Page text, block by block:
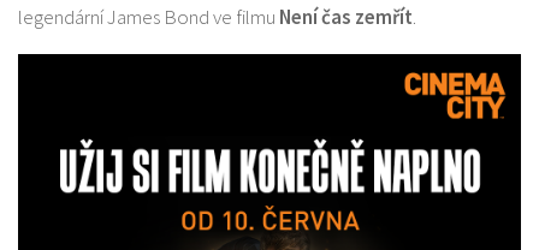
legendární James Bond ve filmu Není čas zemřít.